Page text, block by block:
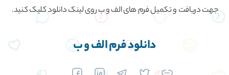
جهت دریافت و تکمیل فرم های الف و ب روی لینک دانلود کلیک کنید.
دانلود فرم الف و ب